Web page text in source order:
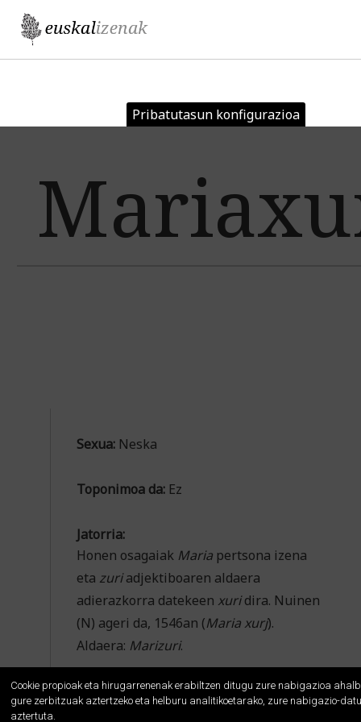
Sexua: Neska
Toponimoa da: Ez
Jatorria:
Honen osagaiak Mariapertsona izena
eta zuriadjektiboaren aldaera
adierazkorra datekeen xuridira. Nuinen
(N) ageri da, 1546an (Maria xurj).
Aldaera: Marizuri.
Pribatutasun konfigurazioa
Cookie propioak eta hirugarrenenak erabiltzen ditugu zure nabigazioa
gure zerbitzuak aztertzeko eta helburu analitikoetarako, zure nabigazio-
aztertuta.